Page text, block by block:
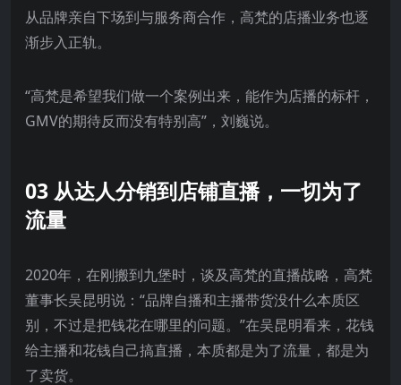
从品牌亲自下场到与服务商合作，高梵的店播业务也逐
渐步入正轨。
“高梵是希望我们做一个案例出来，能作为店播的标杆，
GMV的期待反而没有特别高”，刘巍说。
03 从达人分销到店铺直播，一切为了
流量
2020年，在刚搬到九堡时，谈及高梵的直播战略，高梵
董事长吴昆明说：“品牌自播和主播带货没什么本质区
别，不过是把钱花在哪里的问题。”在吴昆明看来，花钱
给主播和花钱自己搞直播，本质都是为了流量，都是为
了卖货。